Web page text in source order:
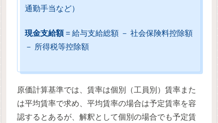
通勤手当など）
現金支給額= 給与支給総額 － 社会保険料控除額
－ 所得税等控除額
原価計算基準では、賃率は個別（工員別）賃率また
は平均賃率で求め、平均賃率の場合は予定賃率を容
認するとあるが、解釈として個別の場合でも予定賃